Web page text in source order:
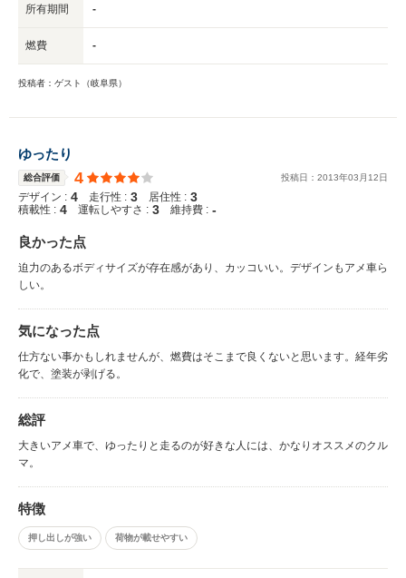
所有期間 -
燃費 -
投稿者：ゲスト（岐阜県）
ゆったり
総合評価 4 投稿日： 2013年03 月 12日
デザイン : 4 走行性 : 3 居住性 : 3
積載性 : 4 運転しやすさ : 3 維持費 : -
良かった点
迫力のあるボディサイズが存在感があり、カッコいい。デザインもアメ車ら
しい。
気になった点
仕方ない事かもしれませんが、燃費はそこまで良くないと思います。経年劣
化で、塗装が剥げる。
総評
大きいアメ車で、ゆったりと走るのが好きな人には、かなりオススメのクル
マ。
特徴
押し出しが強い 荷物が載せやすい